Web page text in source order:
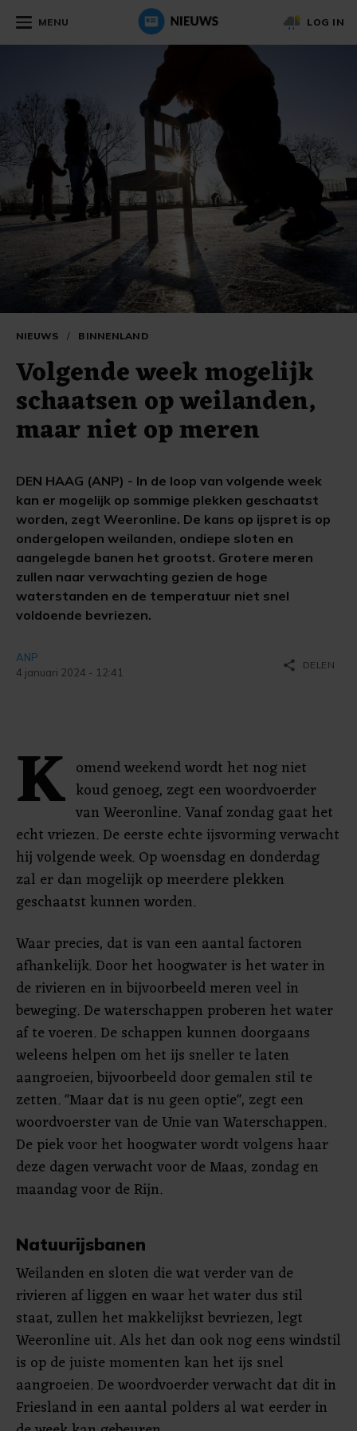
MENU LOG IN
NIEUWS / BINNENLAND
Volgende week mogelijk
schaatsen op weilanden,
maar niet op meren
DEN HAAG (ANP) - In de loop van volgende week
kan er mogelijk op sommige plekken geschaatst
worden, zegt Weeronline. De kans op ijspret is op
ondergelopen weilanden, ondiepe sloten en
aangelegde banen het grootst. Grotere meren
zullen naar verwachting gezien de hoge
waterstanden en de temperatuur niet snel
voldoende bevriezen.
ANP
4 januari 2024 - 12:41
share DELEN
K omend weekend wordt het nog niet
koud genoeg, zegt een woordvoerder
van Weeronline. Vanaf zondag gaat het
echt vriezen. De eerste echte ijsvorming verwacht
hij volgende week. Op woensdag en donderdag
zal er dan mogelijk op meerdere plekken
geschaatst kunnen worden.
Waar precies, dat is van een aantal factoren
afhankelijk. Door het hoogwater is het water in
de rivieren en in bijvoorbeeld meren veel in
beweging. De waterschappen proberen het water
af te voeren. De schappen kunnen doorgaans
weleens helpen om het ijs sneller te laten
aangroeien, bijvoorbeeld door gemalen stil te
zetten. "Maar dat is nu geen optie", zegt een
woordvoerster van de Unie van Waterschappen.
De piek voor het hoogwater wordt volgens haar
deze dagen verwacht voor de Maas, zondag en
maandag voor de Rijn.
Natuurijsbanen
Weilanden en sloten die wat verder van de
rivieren af liggen en waar het water dus stil
staat, zullen het makkelijkst bevriezen, legt
Weeronline uit. Als het dan ook nog eens windstil
is op de juiste momenten kan het ijs snel
aangroeien. De woordvoerder verwacht dat dit in
Friesland in een aantal polders al wat eerder in